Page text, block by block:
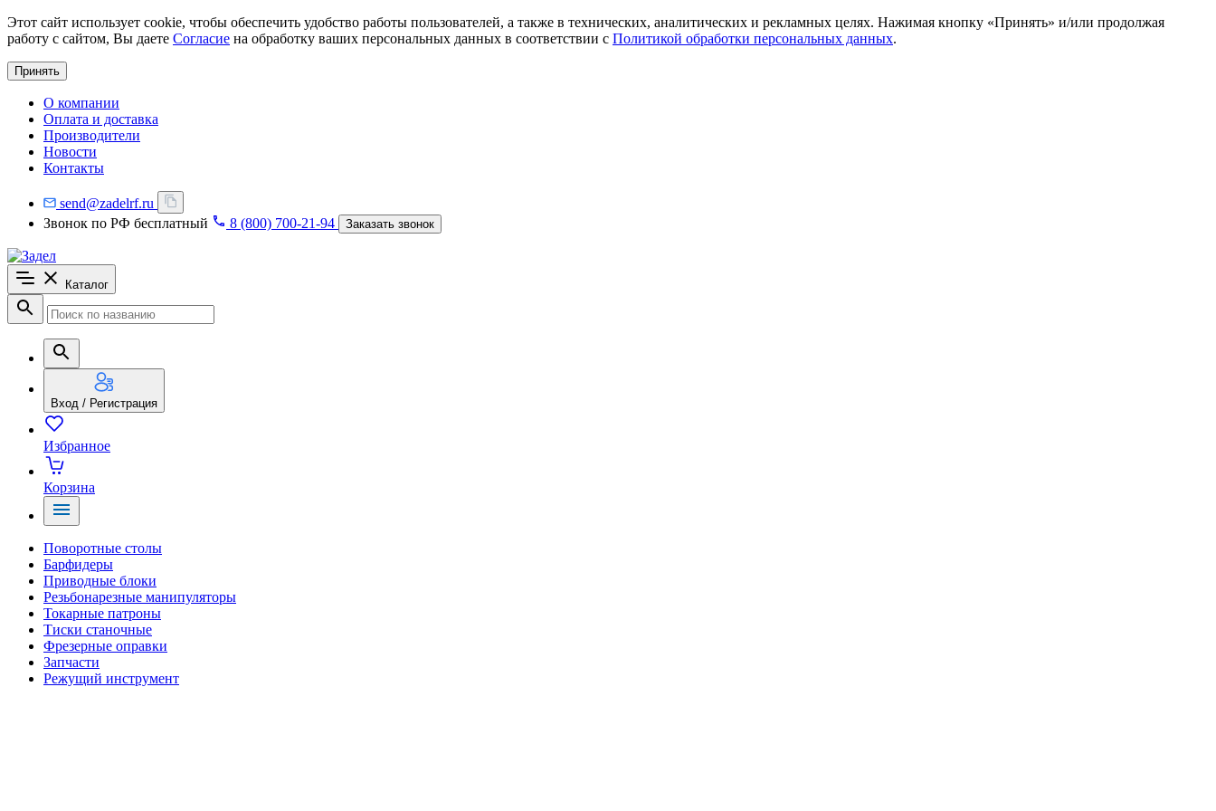
Этот сайт использует cookie, чтобы обеспечить удобство работы пользователей, а также в технических, аналитических и рекламных целях. Нажимая кнопку «Принять» и/или продолжая
работу с сайтом, Вы даете Согласие на обработку ваших персональных данных в соответствии с Политикой обработки персональных данных.
Принять
О компании
Оплата и доставка
Производители
Новости
Контакты
send@zadelrf.ru
Звонок по РФ бесплатный
8 (800) 700-21-94 Заказать звонок
Каталог
Вход / Регистрация
Избранное
Корзина
Поворотные столы
Барфидеры
Приводные блоки
Резьбонарезные манипуляторы
Токарные патроны
Тиски станочные
Фрезерные оправки
Запчасти
Режущий инструмент